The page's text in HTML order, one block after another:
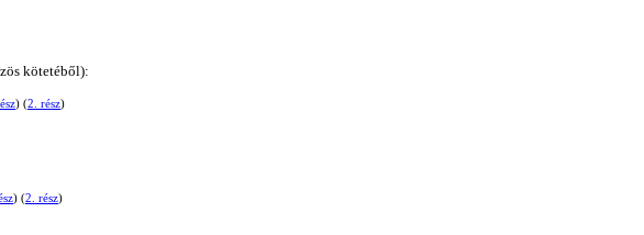
kötetéből):
) (2. rész)
) (2. rész)